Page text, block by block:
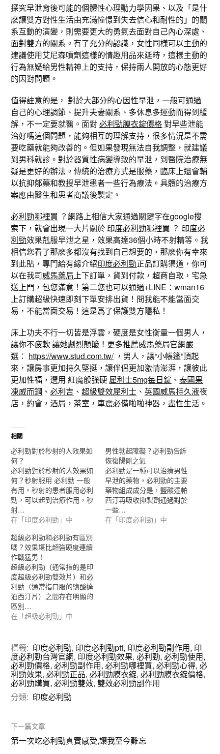
探究早泄背後可能的個體性心理動力學因果、以及「是什
麽讓雙方對性生活由充滿憧憬到失去信心和耐性的」的關
系互動的演變，則需要更大的勇氣去面對自己內心深處、
面對雙方的關系。有了充分的認識，女性同樣可以主動的
建議使用艾尼森噴劑這樣的情趣用品來延時，這樣主動的
行為無疑給男性精神上的支持，保持兩人開放的心態更好
的因對問題。
值得註意的是， 對於大部分的心因性早泄，一般可通過
自己的心理調節、提升夫妻關系、多休息多運動而得到緩
解，不一定要就醫。面對必利勁膜衣錠價格​​​​​​​對早些泄能
治好嗎這個問題，能夠相互的理解支持，很多情況是不需
要吃藥就能夠改善的。但如果發現無法自我調整，就建議
到男科就診。對於器質性病變導致的早泄，到醫院治療無
疑是更好的辦法。傳統的治療方式是服藥，臨床上還會輔
以抗抑郁藥和教授早泄患者一些行為療法。具體的治療方
案應由醫生和患者商議後製定。
必利勁哪裡買 ？網路上相信大家通過關鍵字在google搜
索下，就會出現一大片關於 印度必利勁哪裡買 ？ 印度必
利勁效果剋服早泄之星，效果高達36個小時不射精等。我
相信您看了那麽多都沒有找到自己想要的，那麽你有幸來
到此貼，專門給有緣介紹印度必利勁正品訂購渠道，你可
以在我司威馬藥局上下訂單，貨到付款，超商自取，宅急
送上門，包您滿意！第二您也可以通過+LINE：wman16
上訂購超級快速即刻下單安排出貨！問我能不能當面交
易，不能當面交易！這是爲了保護雙方隱私！
床上功夫不行一切皆是浮雲，硬度是女性衡量一個男人，
讓你不疲軟 讓她劇烈顛簸！更多推薦威馬藥局官網嚴
選： https://www.stud.com.tw/，男人，讓“小帳篷”頂起
來，讓房事更加持久堅挺，讓伴侶更加激情澎湃，讓彼此
更加性福，選用 紅魔般強硬 犀利士5mg每日錠 、泰國果
凍威而鋼 、必利吉 、超級雙效犀利士 、英國威馬持久液夜
店，約會，酒局，茶室，車震必備啪啪神器，盡性生活。
相關
必利勁對於秒射的人效果如
何？
必利勁對於秒射的人效果如
何？秒射服用 必利勁 一般
有用。秒射的患者服用必利
勁，可以起到治療作用，秒
射…
在「印度必利勁」中
男性勃起障礙？必利勁告訴
恢復陽剛之氣
必利勁是一種可以治療男性
早泄的藥物。必利勁的主要
藥物組成成分是，鹽酸達帕
西汀再吸收抑製劑通過對於
一些…
在「印度必利勁」中
超級必利勁和必利勁有區別
嗎？效果堪比超強硬度連續
作戰猛男！
超級必利勁（通常指的是印
度超級必利勁雙效片）和必
利勁（通常指口服的鹽酸達
泊西汀片）之間存在明顯的
區別…
在「超級必利勁」中
標籤: 印度必利勁, 印度必利勁ptt, 印度必利勁副作用, 印
度必利勁台灣官網, 印度必利勁效果,必利勁,必利勁使用,
必利勁價格,必利勁副作用,必利勁哪裡買,必利勁心得,必
利勁效果,必利勁正品,必利勁膜衣錠,必利勁膜衣錠價格,
必利勁購買,必利勁雙效,雙效必利勁副作用
分類: 印度必利勁
下一篇文章
第一次吃必利勁真實感受,讓我至今難忘